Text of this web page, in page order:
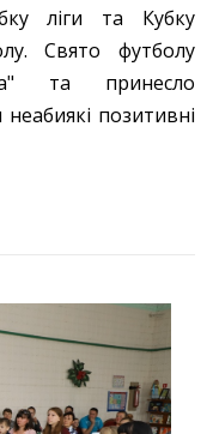
ліги та Кубку
Свято футболу
та принесло
позитивні